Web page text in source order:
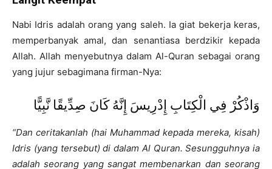
Nabi Idris adalah orang yang saleh. Ia giat bekerja keras,
memperbanyak amal, dan senantiasa berdzikir kepada
Allah. Allah menyebutnya dalam Al-Quran sebagai orang
yang jujur sebagimana firman-Nya:
وَاذْكُرْ فِي الْكِتَابِ إِدْرِيسَ إِنَّهُ كَانَ صِدِّيقًا نَّبِيًّا
“Dan ceritakanlah (hai Muhammad kepada mereka, kisah)
Idris (yang tersebut) di dalam Al Quran. Sesungguhnya ia
adalah seorang yang sangat membenarkan dan seorang